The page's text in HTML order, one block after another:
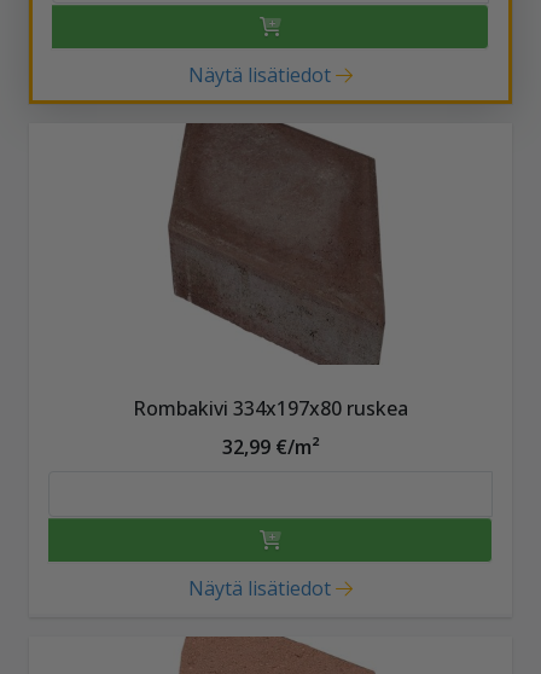
Näytä lisätiedot
Rombakivi 334x197x80 ruskea
32,99 €/m²
Näytä lisätiedot